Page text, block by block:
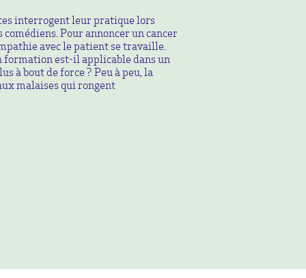
interrogent leur pratique lors
Pour annoncer un cancer
avec le patient se travaille.
est-il applicable dans un
à bout de force ? Peu à peu, la
malaises qui rongent